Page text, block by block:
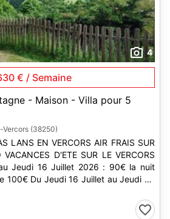
4
€ / Semaine
- Maison - Villa pour 5
(38250)
VERCORS AIR FRAIS SUR